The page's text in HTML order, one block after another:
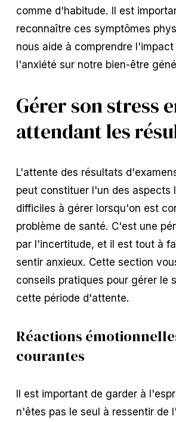
comme d'habitude. Il est
reconnaître ces symptômes
nous aide à comprendre
l'anxiété sur notre bien-être
Gérer son stress
attendant les
L'attente des résultats
peut constituer l'un des aspects
difficiles à gérer lorsqu'on est
problème de santé. C'est une
par l'incertitude, et il est tout à
sentir anxieux. Cette section
conseils pratiques pour gérer le
cette période d'attente.
Réactions
courantes
Il est important de garder à
n'êtes pas le seul à ressentir de